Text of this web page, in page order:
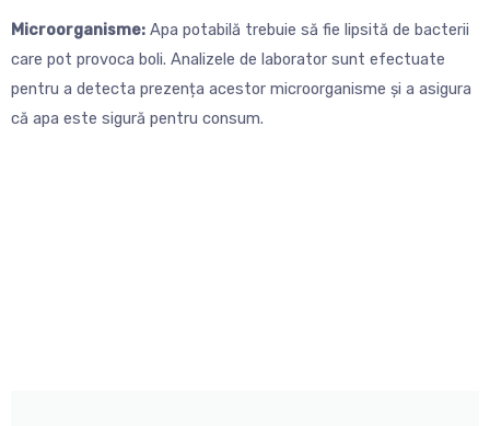
Microorganisme: Apa potabilă trebuie să fie lipsită de bacterii
care pot provoca boli. Analizele de laborator sunt efectuate
pentru a detecta prezența acestor microorganisme și a asigura
că apa este sigură pentru consum.